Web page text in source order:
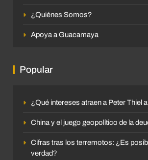
¿Quiénes Somos?
Apoya a Guacamaya
Popular
¿Qué intereses atraen a Peter Thiel
China y el juego geopolítico de la
Cifras tras los terremotos: ¿Es
verdad?